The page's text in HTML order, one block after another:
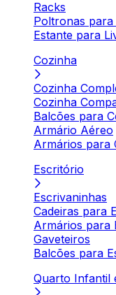
Racks
Poltronas para
Estante para
Cozinha
Cozinha
Cozinha
Balcões para
Armário Aéreo
Armários para
Escritório
Escrivaninhas
Cadeiras para
Armários para
Gaveteiros
Balcões para
Quarto Infantil